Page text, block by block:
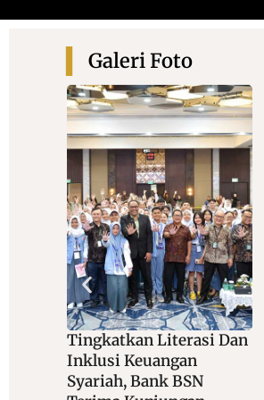
Galeri Foto
Adu Jitu Di Balik Lensa
Dan Joran, Wartawan
Foto Siap Unjuk Gigi Di